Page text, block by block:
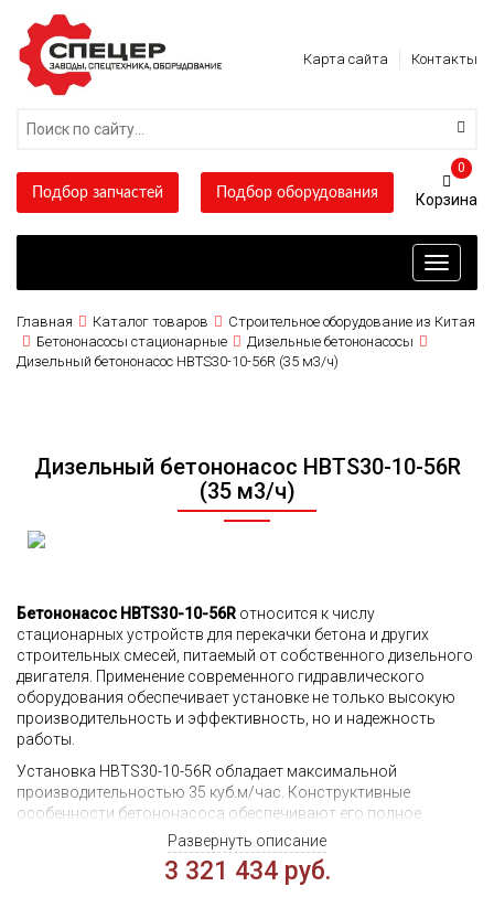
Карта сайта Контакты
Подбор запчастей Подбор оборудования
0
Toggle
Главная Каталог товаров
Строительное оборудование из Китая
Бетононасосы стационарные
Дизельные бетононасосы
Дизельный бетононасос HBTS30-10-56R (35 м3/ч)
Дизельный бетононасос HBTS30-10-56R
(35 м3/ч)
Бетононасос HBTS30-10-56R относится к числу
стационарных устройств для перекачки бетона и других
строительных смесей, питаемый от собственного дизельного
двигателя. Применение современного гидравлического
оборудования обеспечивает установке не только высокую
производительность и эффективность, но и надежность
работы.
Установка HBTS30-10-56R обладает максимальной
производительностью 35 куб.м/час. Конструктивные
особенности бетононасоса обеспечивают его полное
опорожнение после завершения работ, что положительно
сказывается на надежности оборудования и длительности
Развернуть описание
3 321 434 руб.